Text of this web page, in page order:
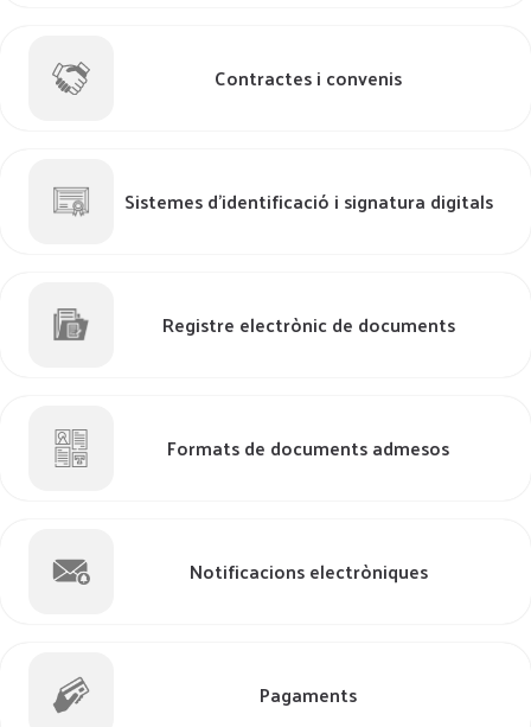
Contractes i convenis
Sistemes d'identificació i signatura digitals
Registre electrònic de documents
Formats de documents admesos
Notificacions electròniques
Pagaments